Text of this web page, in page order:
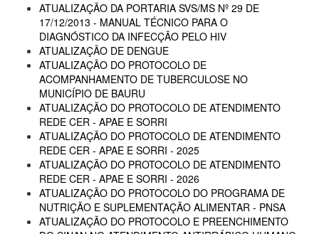
ATUALIZAÇÃO DA PORTARIA SVS/MS Nº 29 DE
17/12/2013 - MANUAL TÉCNICO PARA O
DIAGNÓSTICO DA INFECÇÃO PELO HIV
ATUALIZAÇÃO DE DENGUE
ATUALIZAÇÃO DO PROTOCOLO DE
ACOMPANHAMENTO DE TUBERCULOSE NO
MUNICÍPIO DE BAURU
ATUALIZAÇÃO DO PROTOCOLO DE ATENDIMENTO
REDE CER - APAE E SORRI
ATUALIZAÇÃO DO PROTOCOLO DE ATENDIMENTO
REDE CER - APAE E SORRI - 2025
ATUALIZAÇÃO DO PROTOCOLO DE ATENDIMENTO
REDE CER - APAE E SORRI - 2026
ATUALIZAÇÃO DO PROTOCOLO DO PROGRAMA DE
NUTRIÇÃO E SUPLEMENTAÇÃO ALIMENTAR - PNSA
ATUALIZAÇÃO DO PROTOCOLO E PREENCHIMENTO